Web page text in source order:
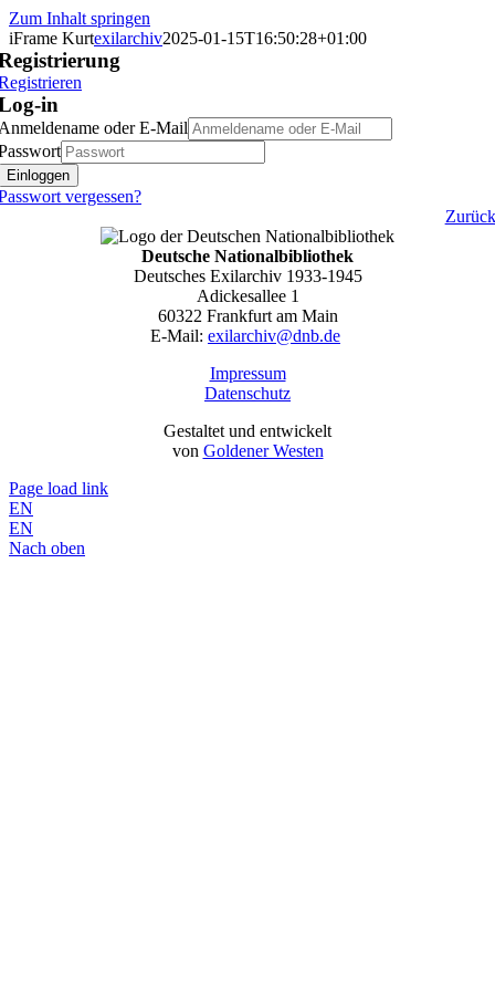
Zum Inhalt springen
iFrame Kurtexilarchiv2025-01-15T16:50:28+01:00
in
oder E-Mail
Einloggen
vergessen?
Zurück
Deutsche Nationalbibliothek
Deutsches Exilarchiv 1933-1945
Adickesallee 1
60322 Frankfurt am Main
E-Mail: exilarchiv@dnb.de
Impressum
Datenschutz
Gestaltet und entwickelt
von ­ Goldener Westen
Page load link
EN
EN
Nach oben